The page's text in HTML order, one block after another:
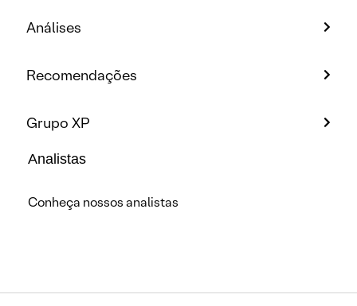
Análises
Recomendações
Grupo XP
Analistas
Conheça nossos analistas